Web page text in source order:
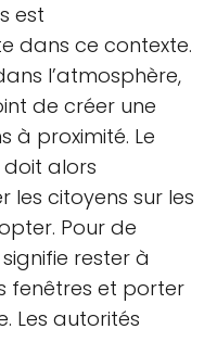
est
dans ce contexte.
l’atmosphère,
de créer une
à proximité. Le
alors
les citoyens sur les
Pour de
rester à
fenêtres et porter
Les autorités